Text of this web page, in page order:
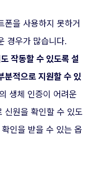
폰을 사용하지 못하거
경우가 많습니다.
작동할 수 있도록 설
분적으로 지원할 수 있
생체 인증이 어려운
신원을 확인할 수 있도
인을 받을 수 있는 옵